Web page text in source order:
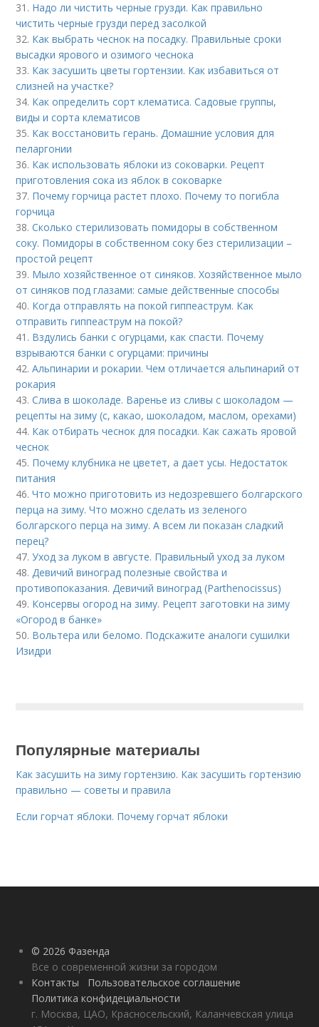
31. Надо ли чистить черные грузди. Как правильно
чистить черные грузди перед засолкой
32. Как выбрать чеснок на посадку. Правильные сроки
высадки ярового и озимого чеснока
33. Как засушить цветы гортензии. Как избавиться от
слизней на участке?
34. Как определить сорт клематиса. Садовые группы,
виды и сорта клематисов
35. Как восстановить герань. Домашние условия для
пеларгонии
36. Как использовать яблоки из соковарки. Рецепт
приготовления сока из яблок в соковарке
37. Почему горчица растет плохо. Почему то погибла
горчица
38.Сколько стерилизовать помидоры в собственном
соку. Помидоры в собственном соку без стерилизации –
простой рецепт
39. Мыло хозяйственное от синяков. Хозяйственное мыло
от синяков под глазами: самые действенные способы
40. Когда отправлять на покой гиппеаструм. Как
отправить гиппеаструм на покой?
41. Вздулись банки с огурцами, как спасти. Почему
взрываются банки с огурцами: причины
42.Альпинарии и рокарии. Чем отличается альпинарий от
рокария
43.Слива в шоколаде. Варенье из сливы с шоколадом —
рецепты на зиму (с, какао, шоколадом, маслом, орехами)
44. Как отбирать чеснок для посадки. Как сажать яровой
чеснок
45. Почему клубника не цветет, а дает усы. Недостаток
питания
46.Что можно приготовить из недозревшего болгарского
перца на зиму. Что можно сделать из зеленого
болгарского перца на зиму. А всем ли показан сладкий
перец?
47.Уход за луком в августе. Правильный уход за луком
48.Девичий виноград полезные свойства и
противопоказания. Девичий виноград (Parthenocissus)
49. Консервы огород на зиму. Рецепт заготовки на зиму
«Огород в банке»
50. Вольтера или беломо. Подскажите аналоги сушилки
Изидри
Популярные материалы
Как засушить на зиму гортензию. Как засушить гортензию
правильно — советы и правила
Если горчат яблоки. Почему горчат яблоки
© 2026 Фазенда
Все о современной жизни за городом
Контакты
Пользовательское соглашение
Политика конфидециальности
г. Москва, ЦАО, Красносельский, Каланчевская улица